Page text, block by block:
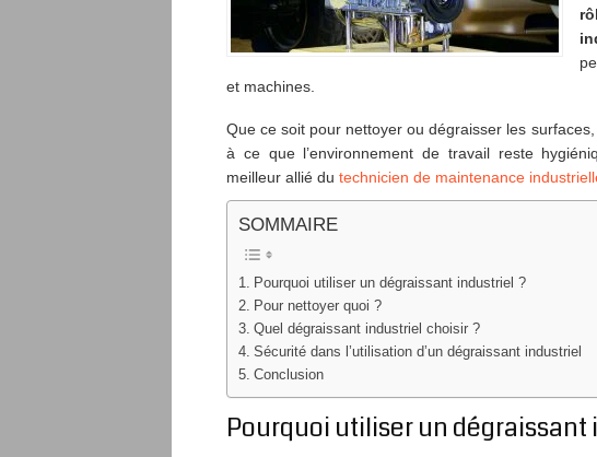
et machines.
Que ce soit pour nettoyer ou dégraisser les
à ce que l’environnement de travail reste
meilleur allié du technicien de maintenance
SOMMAIRE
Pourquoi utiliser un dégraissant industriel ?
Pour nettoyer quoi ?
Quel dégraissant industriel choisir ?
Sécurité dans l’utilisation d’un dégraissant industriel
Conclusion
Pourquoi utiliser un dégraissant